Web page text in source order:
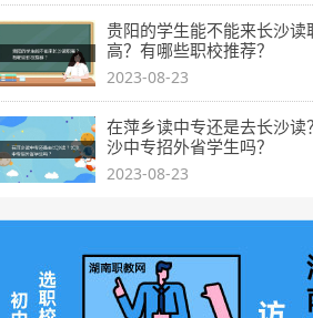
贵阳的学生能不能来长沙读
高？有哪些职校推荐？
2023-08-23
在萍乡读中专还是去长沙读
沙中专招外省学生吗？
2023-08-23